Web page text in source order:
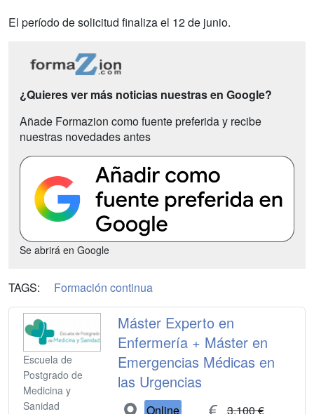
El período de solicitud finaliza el 12 de junio.
¿Quieres ver más noticias nuestras en Google?
Añade Formazion como fuente preferida y recibe
nuestras novedades antes
Se abrirá en Google
TAGS: Formación continua
Escuela de
Postgrado de
Medicina y
Sanidad
Máster Experto en
Enfermería + Máster en
Emergencias Médicas en
las Urgencias
Online 3.100 €